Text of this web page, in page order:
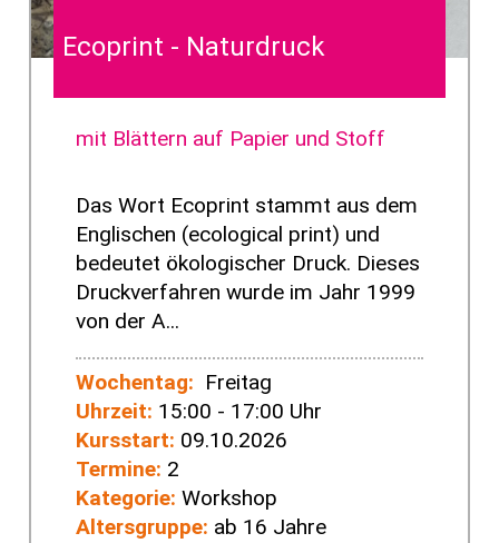
Ecoprint - Naturdruck
mit Blättern auf Papier und Stoff
Das Wort Ecoprint stammt aus dem
Englischen (ecological print) und
bedeutet ökologischer Druck. Dieses
Druckverfahren wurde im Jahr 1999
von der A...
Wochentag: Freitag
Uhrzeit: 15:00 - 17:00 Uhr
Kursstart: 09.10.2026
Termine: 2
Kategorie: Workshop
Altersgruppe: ab 16 Jahre